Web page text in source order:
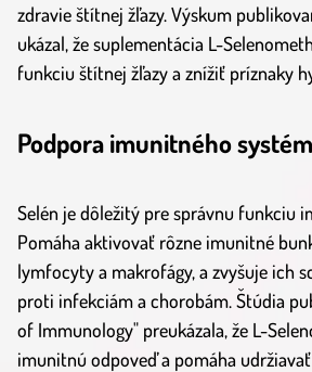
zdravie štítnej žľazy. Výskum
ukázal, že suplementácia L-
funkciu štítnej žľazy a znížiť príznaky
Podpora imunitného
Selén je dôležitý pre správnu funkciu
Pomáha aktivovať rôzne imunitné
lymfocyty a makrofágy, a zvyšuje ich
proti infekciám a chorobám. Štúdia
of Immunology" preukázala, že L-
imunitnú odpoveď a pomáha